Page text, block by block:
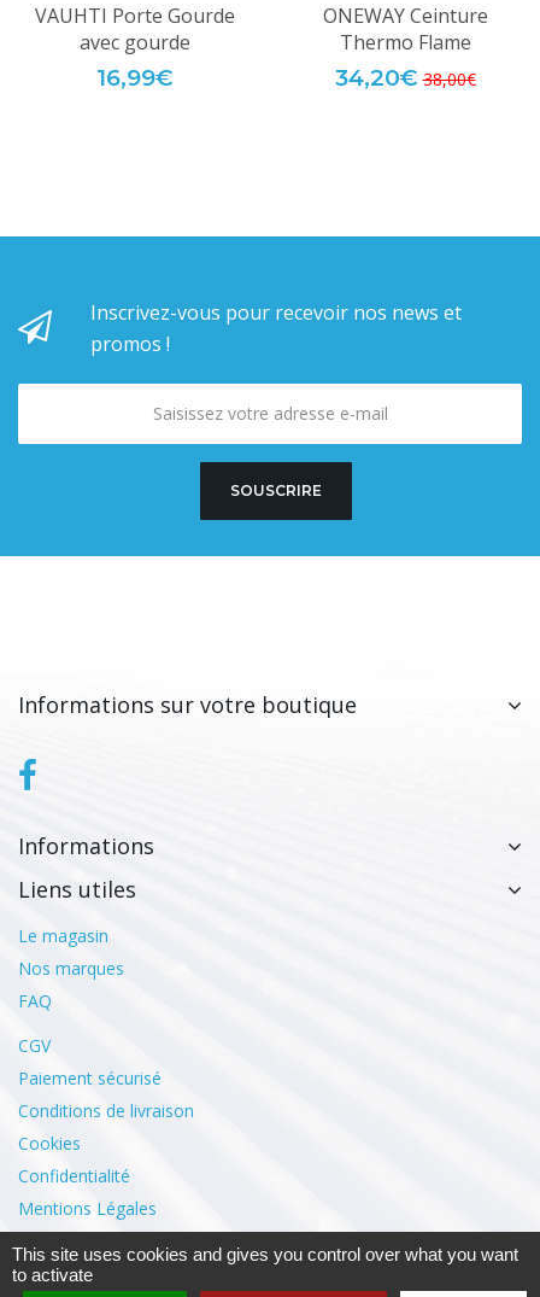
VAUHTI Porte Gourde
avec gourde
16,99€
ONEWAY Ceinture
Thermo Flame
34,20€ 38,00€
Inscrivez-vous pour recevoir nos news et
promos !
SOUSCRIRE
Informations sur votre boutique
Informations
Liens utiles
Le magasin
Nos marques
FAQ
CGV
Paiement sécurisé
Conditions de livraison
Cookies
Confidentialité
Mentions Légales
Mon compte
This site uses cookies and gives you control over what you want
to activate